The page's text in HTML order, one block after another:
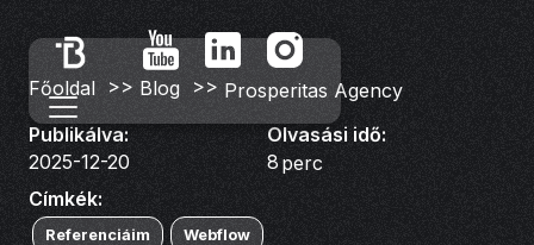
Főoldal >> Blog >> Prosperitas Agency
Publikálva:
2025-12-20
Olvasási idő:
8 perc
Címkék:
Referenciáim Webflow